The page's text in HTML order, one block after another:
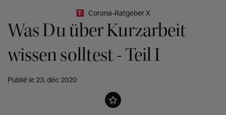
Corona-Ratgeber X
Was Du über Kurzarbeit
wissen solltest - Teil I
Publié le 23. déc 2020